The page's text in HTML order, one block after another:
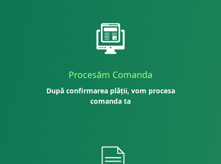
Procesăm Comanda
După confirmarea plății, vom procesa
comanda ta